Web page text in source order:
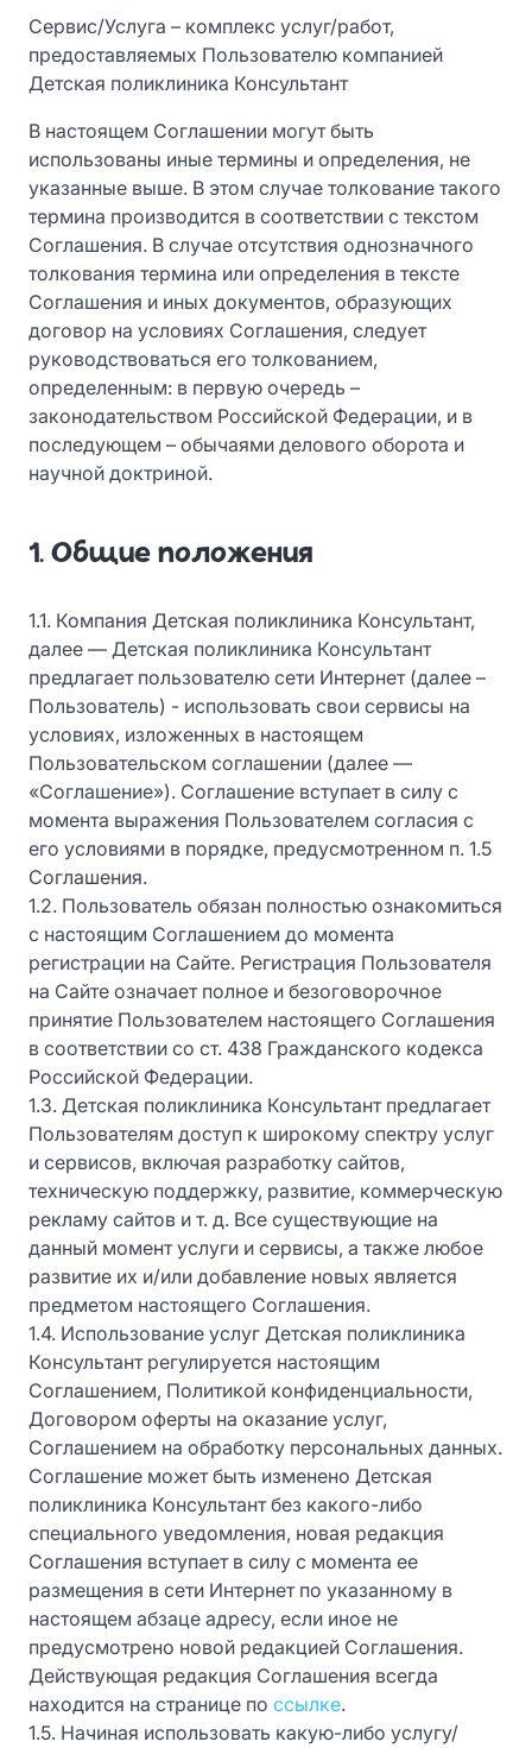
Сервис/Услуга – комплекс услуг/работ,
предоставляемых Пользователю компанией
Детская поликлиника Консультант
В настоящем Соглашении могут быть
использованы иные термины и определения, не
указанные выше. В этом случае толкование такого
термина производится в соответствии с текстом
Соглашения. В случае отсутствия однозначного
толкования термина или определения в тексте
Соглашения и иных документов, образующих
договор на условиях Соглашения, следует
руководствоваться его толкованием,
определенным: в первую очередь –
законодательством Российской Федерации, и в
последующем – обычаями делового оборота и
научной доктриной.
1. Общие положения
1.1. Компания Детская поликлиника Консультант,
далее — Детская поликлиника Консультант
предлагает пользователю сети Интернет (далее –
Пользователь) - использовать свои сервисы на
условиях, изложенных в настоящем
Пользовательском соглашении (далее —
«Соглашение»). Соглашение вступает в силу с
момента выражения Пользователем согласия с
его условиями в порядке, предусмотренном п. 1.5
Соглашения.
1.2. Пользователь обязан полностью ознакомиться
с настоящим Соглашением до момента
регистрации на Сайте. Регистрация Пользователя
на Сайте означает полное и безоговорочное
принятие Пользователем настоящего Соглашения
в соответствии со ст. 438 Гражданского кодекса
Российской Федерации.
1.3. Детская поликлиника Консультант предлагает
Пользователям доступ к широкому спектру услуг
и сервисов, включая разработку сайтов,
техническую поддержку, развитие, коммерческую
рекламу сайтов и т. д. Все существующие на
данный момент услуги и сервисы, а также любое
развитие их и/или добавление новых является
предметом настоящего Соглашения.
1.4. Использование услуг Детская поликлиника
Консультант регулируется настоящим
Соглашением, Политикой конфиденциальности,
Договором оферты на оказание услуг,
Соглашением на обработку персональных данных.
Соглашение может быть изменено Детская
поликлиника Консультант без какого-либо
специального уведомления, новая редакция
Соглашения вступает в силу с момента ее
размещения в сети Интернет по указанному в
настоящем абзаце адресу, если иное не
предусмотрено новой редакцией Соглашения.
Действующая редакция Соглашения всегда
находится на странице по ссылке.
1.5. Начиная использовать какую-либо услугу/